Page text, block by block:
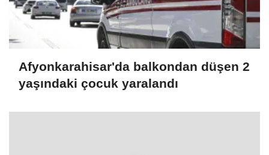
Afyonkarahisar'da balkondan düşen 2
yaşındaki çocuk yaralandı